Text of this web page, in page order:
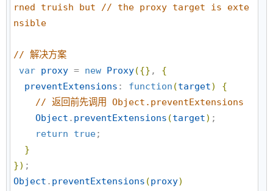
rned truish but // the proxy target is exte
nsible
// 解决方案
var proxy = new Proxy({} , {
preventExtensions : function (target)
{
// 返回前先调用 Object.preventExtensions
Object . preventExtensions (target) ;
return
true;
}
})
Object . preventExtensions (proxy)